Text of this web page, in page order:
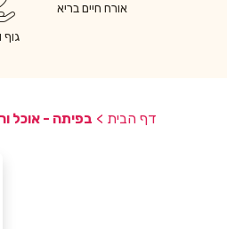
אורח חיים בריא
גוף
דף הבית > בפיתה - אוכל